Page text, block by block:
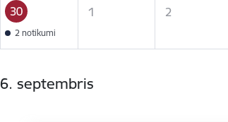
30
2 notikumi
1 2
6. septembris